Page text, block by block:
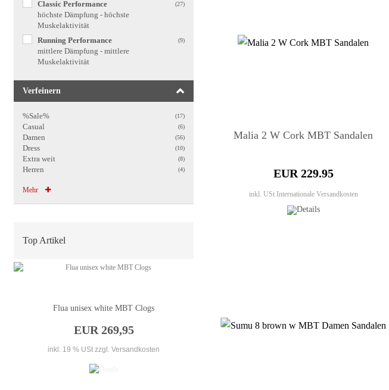
(27)
Classic Performance
höchste Dämpfung - höchste
Muskelaktivität
(9)
Running Performance
mittlere Dämpfung - mittlere
Muskelaktivität
Verfeinern
(17)
%Sale%
(6)
Casual
(56)
Damen
(10)
Dress
(8)
Extra weit
(4)
Herren
Mehr
Top Artikel
Flua unisex white MBT Clogs
EUR 269,95
inkl. 19 % USt zzgl. Versandkosten
Malia 2 W Cork MBT Sandalen
EUR 229.95
inkl. USt Internationale Versandkosten